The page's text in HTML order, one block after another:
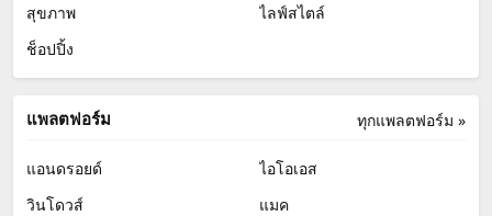
สุขภาพ
ไลฟ์สไตล์
ช็อปปิ้ง
ทุกแพลตฟอร์ม »
แพลตฟอร์ม
แอนดรอยด์
ไอโอเอส
วินโดวส์
แมค